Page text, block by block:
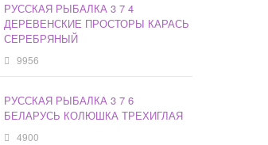
РУССКАЯ РЫБАЛКА 3 7 4
ДЕРЕВЕНСКИЕ ПРОСТОРЫ КАРАСЬ
СЕРЕБРЯНЫЙ
9956
РУССКАЯ РЫБАЛКА 3 7 6
БЕЛАРУСЬ КОЛЮШКА ТРЕХИГЛАЯ
4900